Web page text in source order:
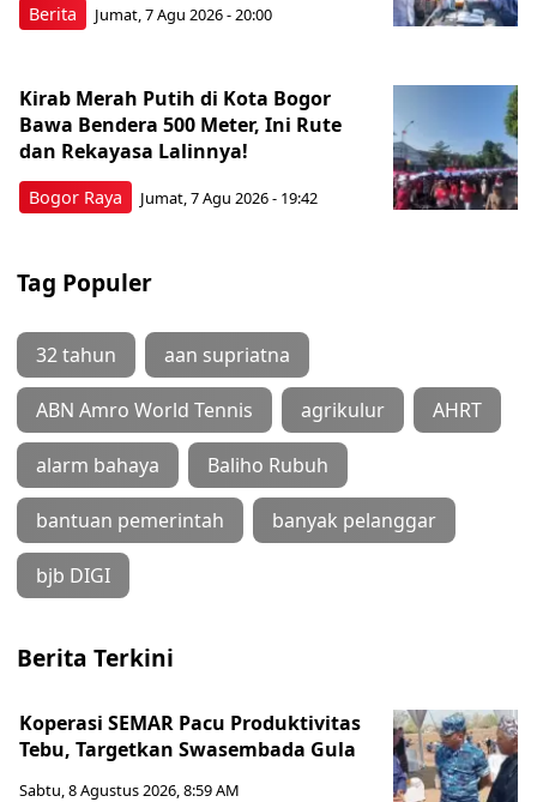
Berita Jumat, 7 Agu 2026 - 20:00
Bogor Raya
Kirab Merah Putih di Kota Bogor
Bawa Bendera 500 Meter, Ini Rute
dan Rekayasa Lalinnya!
Jumat, 7 Agu 2026 - 19:42
Tag Populer
32 tahun aan supriatna
ABN Amro World Tennis agrikulur AHRT
alarm bahaya Baliho Rubuh
bantuan pemerintah banyak pelanggar
bjb DIGI
Berita Terkini
Koperasi SEMAR Pacu Produktivitas
Tebu, Targetkan Swasembada Gula
Sabtu, 8 Agustus 2026, 8:59 AM